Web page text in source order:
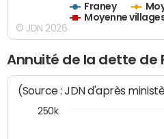
Franey
Moyenne
© JDN 2026
Annuité de la dette de
(Source : JDN d'après
250k